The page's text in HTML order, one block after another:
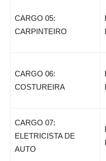
CARGO 05:
CARPINTEIRO
CARGO 06:
COSTUREIRA
CARGO 07:
ELETRICISTA DE
AUTO